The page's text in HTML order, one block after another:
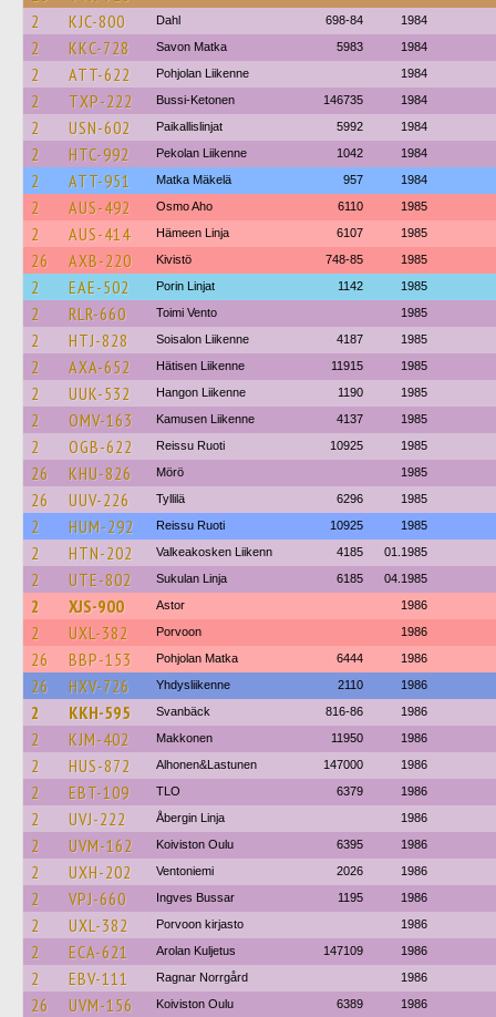
2
KJC-800 Dahl 698-84 1984
2 KKC-728 Savon Matka 5983 1984
2 ATT-622 Pohjolan Liikenne 1984
2 TXP-222 Bussi-Ketonen 146735 1984
2 USN-602 Paikallislinjat 5992 1984
2 HTC-992 Pekolan Liikenne 1042 1984
2 ATT-951 Matka Mäkelä 957 1984
2 AUS-492 Osmo Aho 6110 1985
2 AUS-414 Hämeen Linja 6107 1985
26 AXB-220 Kivistö 748-85 1985
2 EAE-502 Porin Linjat 1142 1985
2 RLR-660 Toimi Vento 1985
2 HTJ-828 Soisalon Liikenne 4187 1985
2 AXA-652 Hätisen Liikenne 11915 1985
2 UUK-532 Hangon Liikenne 1190 1985
2 OMV-163 Kamusen Liikenne 4137 1985
2 OGB-622 Reissu Ruoti 10925 1985
26 KHU-826 Mörö 1985
26 UUV-226 Tyllilä 6296 1985
2 HUM-292 Reissu Ruoti 10925 1985
2 HTN-202 Valkeakosken Liikenn 4185 01.1985
2 UTE-802 Sukulan Linja 6185 04.1985
2 XJS-900 Astor 1986
2 UXL-382 Porvoon 1986
26 BBP-153 Pohjolan Matka 6444 1986
26 HXV-726 Yhdysliikenne 2110 1986
2 KKH-595 Svanbäck 816-86 1986
2 KJM-402 Makkonen 11950 1986
2 HUS-872 Alhonen&Lastunen 147000 1986
2 EBT-109 TLO 6379 1986
2 UVJ-222 Åbergin Linja 1986
2 UVM-162 Koiviston Oulu 6395 1986
2 UXH-202 Ventoniemi 2026 1986
2 VPJ-660 Ingves Bussar 1195 1986
2 UXL-382 Porvoon kirjasto 1986
2 ECA-621 Arolan Kuljetus 147109 1986
2 EBV-111 Ragnar Norrgård 1986
26 UVM-156 Koiviston Oulu 6389 1986